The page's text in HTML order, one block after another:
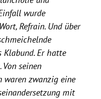
wurde
Refrain. Und über
Klabund. Er hatte
seinen
waren zwanzig eine
mit